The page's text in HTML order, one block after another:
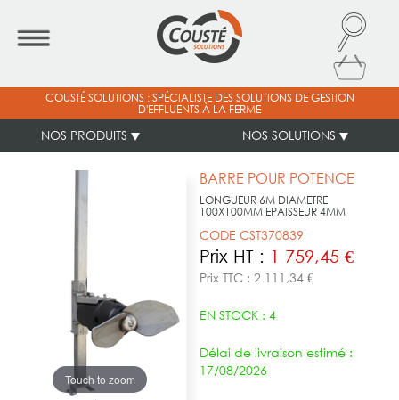
COUSTÉ SOLUTIONS : SPÉCIALISTE DES SOLUTIONS DE GESTION
D'EFFLUENTS À LA FERME
NOS PRODUITS NOS SOLUTIONS
Touch to zoom
BARRE POUR POTENCE
LONGUEUR 6M DIAMETRE
100X100MM EPAISSEUR 4MM
CODE CST370839
Prix HT : 1 759,45 €
Prix TTC : 2 111,34 €
EN STOCK : 4
Délai de livraison estimé :
17/08/2026